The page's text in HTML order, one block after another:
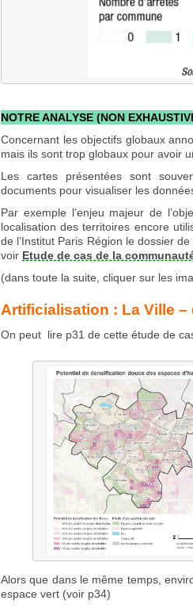
NOTRE ANALYSE (NON
Concernant les objectifs globaux
mais ils sont trop globaux pour avoir
Les cartes présentées sont
documents pour visualiser les
Par exemple l’enjeu majeur de
localisation des territoires encore
de l’Institut Paris Région le dossier
voir Etude de cas de la
(dans toute la suite, cliquer sur les
Artificialisation : La Ville
On peut lire p31 de cette étude de
Alors que dans le même temps,
espace vert (voir p34)